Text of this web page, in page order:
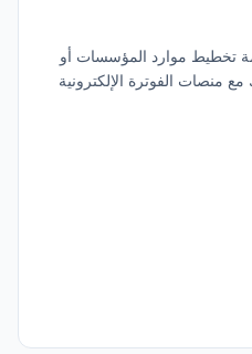
تخطيط موارد المؤسسات أو
مع منصات الفوترة الإلكترونية